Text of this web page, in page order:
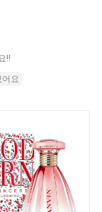
!!
어요